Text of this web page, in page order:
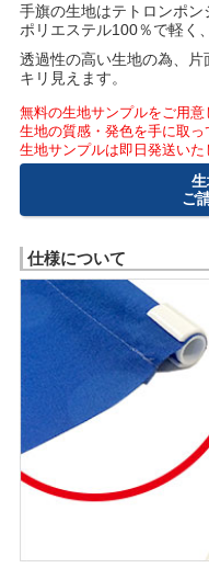
手旗の生地はテトロンポン
ポリエステル100％で軽く
透過性の高い生地の為、
キリ見えます。
無料の生地サンプルをご用意
生地の質感・発色を手に取っ
生地サンプルは即日発送いた
ご
仕様について